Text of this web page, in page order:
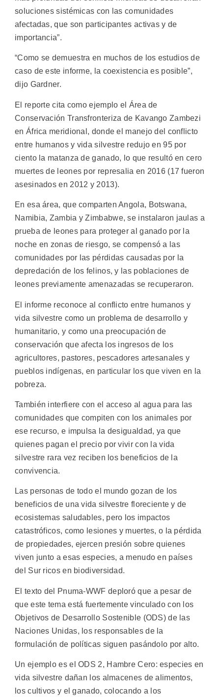
soluciones sistémicas con las comunidades
afectadas, que son participantes activas y de
importancia”.
“Como se demuestra en muchos de los estudios de
caso de este informe, la coexistencia es posible”,
dijo Gardner.
El reporte cita como ejemplo el Área de
Conservación Transfronteriza de Kavango Zambezi
en África meridional, donde el manejo del conflicto
entre humanos y vida silvestre redujo en 95 por
ciento la matanza de ganado, lo que resultó en cero
muertes de leones por represalia en 2016 (17 fueron
asesinados en 2012 y 2013).
En esa área, que comparten Angola, Botswana,
Namibia, Zambia y Zimbabwe, se instalaron jaulas a
prueba de leones para proteger al ganado por la
noche en zonas de riesgo, se compensó a las
comunidades por las pérdidas causadas por la
depredación de los felinos, y las poblaciones de
leones previamente amenazadas se recuperaron.
El informe reconoce al conflicto entre humanos y
vida silvestre como un problema de desarrollo y
humanitario, y como una preocupación de
conservación que afecta los ingresos de los
agricultores, pastores, pescadores artesanales y
pueblos indígenas, en particular los que viven en la
pobreza.
También interfiere con el acceso al agua para las
comunidades que compiten con los animales por
ese recurso, e impulsa la desigualdad, ya que
quienes pagan el precio por vivir con la vida
silvestre rara vez reciben los beneficios de la
convivencia.
Las personas de todo el mundo gozan de los
beneficios de una vida silvestre floreciente y de
ecosistemas saludables, pero los impactos
catastróficos, como lesiones y muertes, o la pérdida
de propiedades, ejercen presión sobre quienes
viven junto a esas especies, a menudo en países
del Sur ricos en biodiversidad.
El texto del Pnuma-WWF deploró que a pesar de
que este tema está fuertemente vinculado con los
Objetivos de Desarrollo Sostenible (ODS) de las
Naciones Unidas, los responsables de la
formulación de políticas siguen pasándolo por alto.
Un ejemplo es el ODS 2, Hambre Cero: especies en
vida silvestre dañan los almacenes de alimentos,
los cultivos y el ganado, colocando a los